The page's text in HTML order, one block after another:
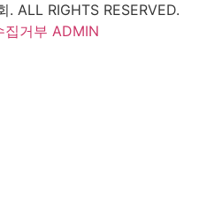
. ALL RIGHTS RESERVED.
집거부 ADMIN